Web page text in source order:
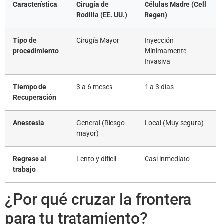
Característica
Cirugía de
Rodilla (EE. UU.)
Células Madre (Cell
Regen)
Tipo de
procedimiento
Cirugía Mayor
Inyección
Mínimamente
Invasiva
Tiempo de
Recuperación
3 a 6 meses 1 a 3 días
Anestesia
General (Riesgo
mayor)
Local (Muy segura)
Regreso al
trabajo
Lento y difícil Casi inmediato
¿Por qué cruzar la frontera
para tu tratamiento?